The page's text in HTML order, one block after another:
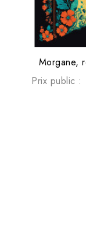
Morgane,
Prix public :